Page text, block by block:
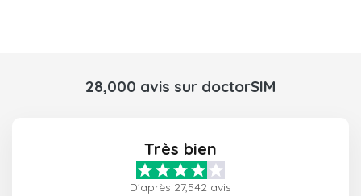
28,000 avis sur doctorSIM
Très bien
D'après 27,542 avis